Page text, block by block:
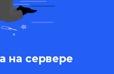
на сервере